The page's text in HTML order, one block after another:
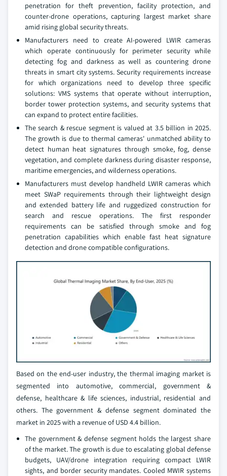
penetration for theft prevention, facility protection, and
counter-drone operations, capturing largest market share
amid rising global security threats.
Manufacturers need to create AI-powered LWIR cameras
which operate continuously for perimeter security while
detecting fog and darkness as well as countering drone
threats in smart city systems. Security requirements increase
for which organizations need to develop three specific
solutions: VMS systems that operate without interruption,
border tower protection systems, and security systems that
can expand to protect entire facilities.
The search & rescue segment is valued at 3.5 billion in 2025.
The growth is due to thermal cameras' unmatched ability to
detect human heat signatures through smoke, fog, dense
vegetation, and complete darkness during disaster response,
maritime emergencies, and wilderness operations.
Manufacturers must develop handheld LWIR cameras which
meet SWaP requirements through their lightweight design
and extended battery life and ruggedized construction for
search and rescue operations. The first responder
requirements can be satisfied through smoke and fog
penetration capabilities which enable fast heat signature
detection and drone compatible configurations.
Based on the end-user industry, the thermal imaging market is
segmented into automotive, commercial, government &
defense, healthcare & life sciences, industrial, residential and
others. The government & defense segment dominated the
market in 2025 with a revenue of USD 4.4 billion.
The government & defense segment holds the largest share
of the market. The growth is due to escalating global defense
budgets, UAV/drone integration requiring compact LWIR
sights, and border security mandates. Cooled MWIR systems